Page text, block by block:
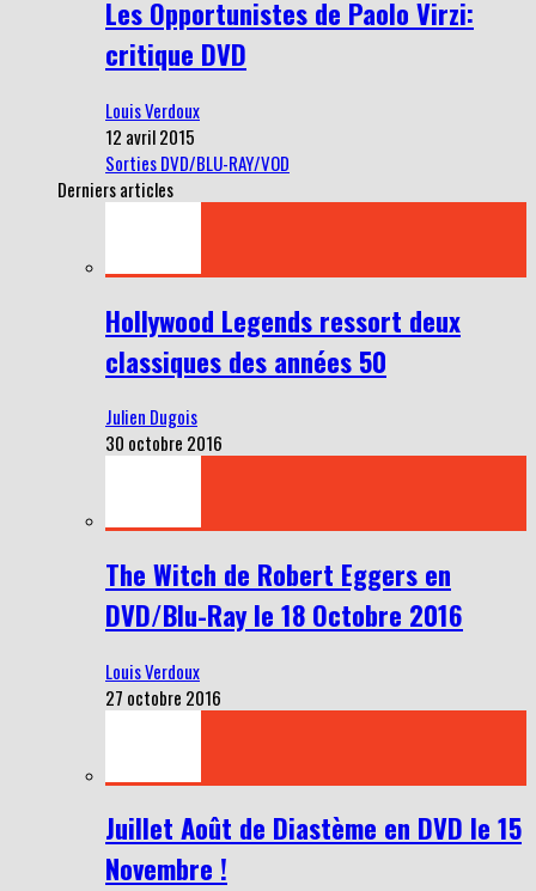
Les Opportunistes de Paolo Virzi:
critique DVD
Louis Verdoux
12 avril 2015
Sorties DVD/BLU-RAY/VOD
Derniers articles
Hollywood Legends ressort deux
classiques des années 50
Julien Dugois
30 octobre 2016
The Witch de Robert Eggers en
DVD/Blu-Ray le 18 Octobre 2016
Louis Verdoux
27 octobre 2016
Juillet Août de Diastème en DVD le 15
Novembre !